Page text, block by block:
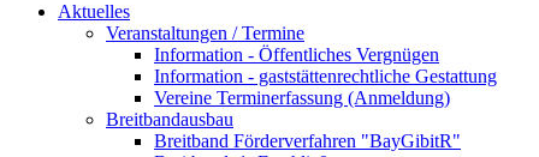
Aktuelles
Veranstaltungen / Termine
Information - Öffentliches Vergnügen
Information - gaststättenrechtliche Gestattung
Vereine Terminerfassung (Anmeldung)
Breitbandausbau
Breitband Förderverfahren "BayGibitR"